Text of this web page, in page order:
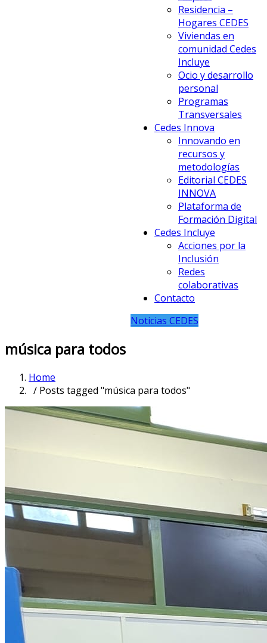
Residencia –
Hogares CEDES
Viviendas en
comunidad Cedes
Incluye
Ocio y desarrollo
personal
Programas
Transversales
Cedes Innova
Innovando en
recursos y
metodologías
Editorial CEDES
INNOVA
Plataforma de
Formación Digital
Cedes Incluye
Acciones por la
Inclusión
Redes
colaborativas
Contacto
Noticias CEDES
música para todos
Home
/ Posts tagged "música para todos"